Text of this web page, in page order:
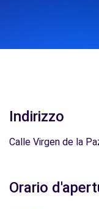
Indirizzo
Calle Virgen de la
Orario